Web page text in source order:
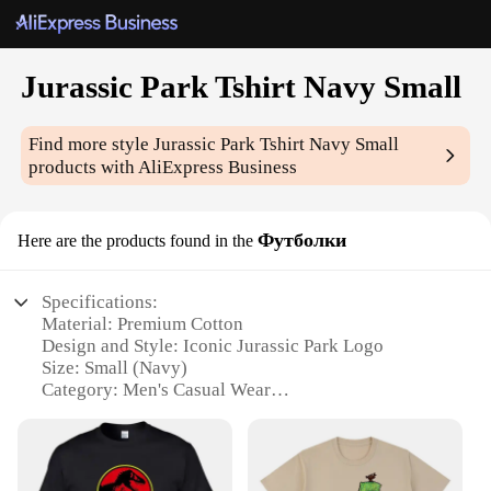
Jurassic Park Tshirt Navy Small
Find more styleJurassic Park Tshirt Navy Small
products with AliExpress Business
Here are the products found in the Футболки
Specifications:
Material: Premium Cotton
Design and Style: Iconic Jurassic Park Logo
Size: Small (Navy)
Category: Men's Casual Wear
Comfortable Fit
Usage and Purpose: Ideal for Fans and Collectors